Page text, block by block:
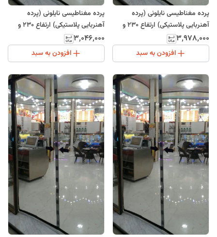
پرده مغناطیسی نایلونی (پرده
آهنربایی پلاستیکی) ارتفاع 230 و
عرض 185
۳٬۹۷۸٬۰۰۰
افزودن به سبد
پرده مغناطیسی نایلونی (پرده
آهنربایی پلاستیکی) ارتفاع 230 و
عرض 110
۳٬۰۴۶٬۰۰۰
افزودن به سبد